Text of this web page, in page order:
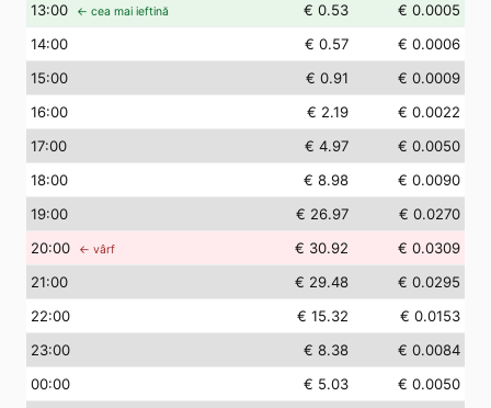
13:00 ← cea mai ieftină € 0.53
€ 0.0005
14:00 € 0.57
€ 0.0006
15:00 € 0.91
€ 0.0009
16:00 € 2.19
€ 0.0022
17:00 € 4.97
€ 0.0050
18:00 € 8.98
€ 0.0090
19:00 € 26.97
€ 0.0270
20:00 ← vârf € 30.92
€ 0.0309
21:00 € 29.48
€ 0.0295
22:00 € 15.32
€ 0.0153
23:00 € 8.38
€ 0.0084
00:00 € 5.03
€ 0.0050